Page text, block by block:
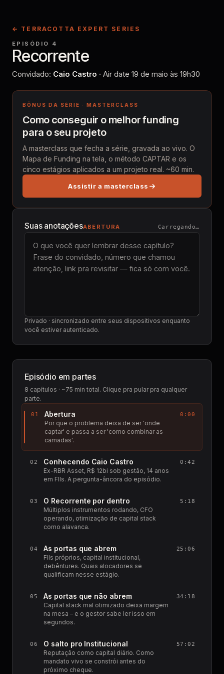
← TERRACOTTA EXPERT SERIES
EPISÓDIO 4
Recorrente
Convidado: Caio Castro · Air date 19 de maio às 19h30
BÔNUS DA SÉRIE · MASTERCLASS
Como conseguir o melhor funding
para o seu projeto
A masterclass que fecha a série, gravada ao vivo. O
Mapa de Funding na tela, o método CAPTAR e os
cinco estágios aplicados a um projeto real. ~60 min.
Assistir a masterclass
Suas anotaçõesABERTURA Carregando…
Privado · sincronizado entre seus dispositivos enquanto
você estiver autenticado.
Episódio em partes
8 capítulos · ~75 min total. Clique pra pular pra qualquer
parte.
01 Abertura
Por que o problema deixa de ser 'onde
captar' e passa a ser 'como combinar as
camadas'.
0:00
02 Conhecendo Caio Castro
Ex-RBR Asset, R$ 12bi sob gestão, 14 anos
em FIIs. A pergunta-âncora do episódio.
0:42
03 O Recorrente por dentro
Múltiplos instrumentos rodando, CFO
operando, otimização de capital stack
como alavanca.
5:18
04 As portas que abrem
FIIs próprios, capital institucional,
debêntures. Quais alocadores se
qualificam nesse estágio.
25:06
05 As portas que não abrem
Capital stack mal otimizado deixa margem
na mesa – e o gestor sabe ler isso em
segundos.
34:18
06 O salto pro Institucional
Reputação como capital diário. Como
mandato vivo se constrói antes do
próximo cheque.
57:02